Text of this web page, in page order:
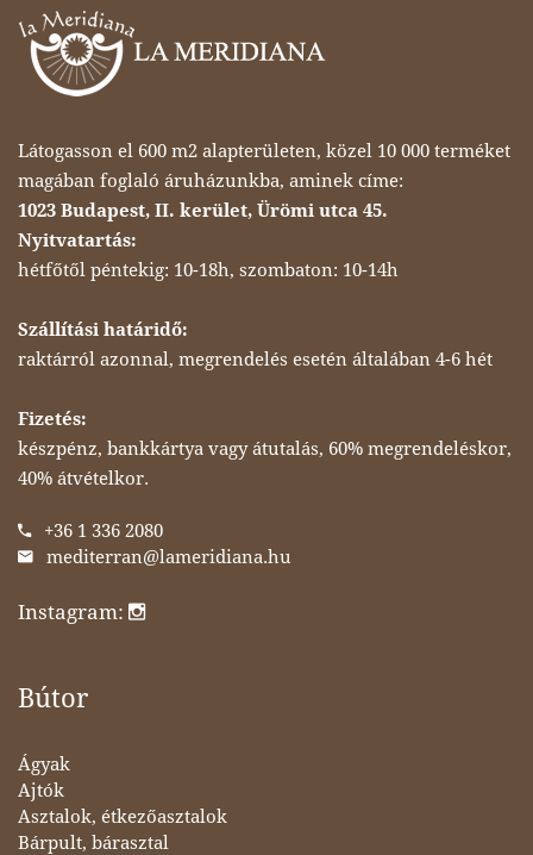
Látogasson el 600 m2 alapterületen, közel 10 000 terméket
magában foglaló áruházunkba, aminek címe:
1023 Budapest, II. kerület, Ürömi utca 45.
Nyitvatartás:
hétfőtől péntekig: 10-18h, szombaton: 10-14h
Szállítási határidő:
raktárról azonnal, megrendelés esetén általában 4-6 hét
Fizetés:
készpénz, bankkártya vagy átutalás, 60% megrendeléskor,
40% átvételkor.
+36 1 336 2080
mediterran@lameridiana.hu
Instagram:
Bútor
Ágyak
Ajtók
Asztalok, étkezőasztalok
Bárpult, bárasztal